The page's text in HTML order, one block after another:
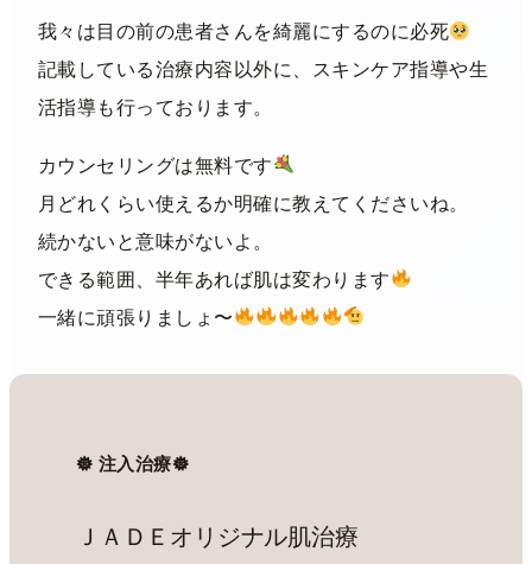
我々は目の前の患者さんを綺麗にするのに必死
記載している治療内容以外に、スキンケア指導や生
活指導も行っております。
カウンセリングは無料です
月どれくらい使えるか明確に教えてくださいね。
続かないと意味がないよ。
できる範囲、半年あれば肌は変わります
一緒に頑張りましょ〜
𖣔 注入治療𖣔
ＪＡＤＥオリジナル肌治療